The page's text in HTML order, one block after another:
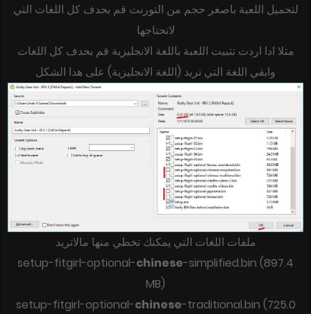
لتحميل اللعبة باصغر حجم من التورنت قم بحدف كل اللغات التي
لاتحتاجها
متلا ادا اردت تتبيت اللعبة باللغة الانجليزية قم بحدف كل اللغات
وابقي اللغة التي تريد (اللغة الانجليزية) على هدا الشكل
ملفات اللغات التي يمكنك تخطي منها مالاتريد
setup-fitgirl-optional-chinese-simplified.bin (897.4
MB)
setup-fitgirl-optional-chinese-traditional.bin (725.0